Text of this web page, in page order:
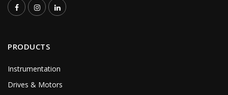
PRODUCTS
Instrumentation
Drives & Motors